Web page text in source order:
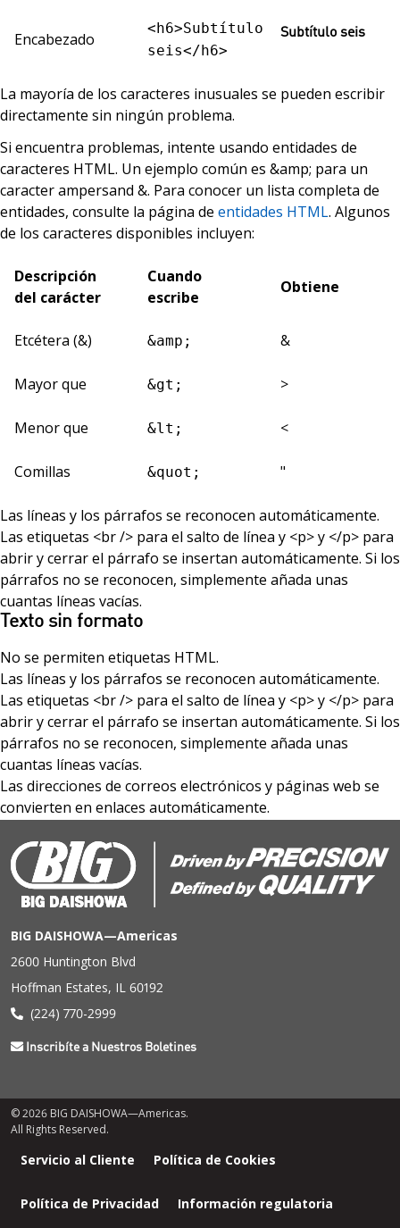
Encabezado
<h6>Subtítulo
seis</h6>
Subtítulo seis
La mayoría de los caracteres inusuales se pueden escribir
directamente sin ningún problema.
Si encuentra problemas, intente usando entidades de
caracteres HTML. Un ejemplo común es &amp; para un
caracter ampersand &. Para conocer un lista completa de
entidades, consulte la página de entidades HTML. Algunos
de los caracteres disponibles incluyen:
Descripción
del carácter
Cuando
escribe
Obtiene
Etcétera (&) &amp; &
Mayor que &gt; >
Menor que &lt; <
Comillas &quot; "
Las líneas y los párrafos se reconocen automáticamente.
Las etiquetas <br /> para el salto de línea y <p> y </p> para
abrir y cerrar el párrafo se insertan automáticamente. Si los
párrafos no se reconocen, simplemente añada unas
cuantas líneas vacías.
Texto sin formato
No se permiten etiquetas HTML.
Las líneas y los párrafos se reconocen automáticamente.
Las etiquetas <br /> para el salto de línea y <p> y </p> para
abrir y cerrar el párrafo se insertan automáticamente. Si los
párrafos no se reconocen, simplemente añada unas
cuantas líneas vacías.
Las direcciones de correos electrónicos y páginas web se
convierten en enlaces automáticamente.
BIG DAISHOWA—Americas
2600 Huntington Blvd
Hoffman Estates, IL 60192
(224) 770-2999
Inscribíte a Nuestros Boletines
© 2026 BIG DAISHOWA—Americas.
All Rights Reserved.
pie
Servicio al Cliente Política de Cookies
Política de Privacidad Información regulatoria